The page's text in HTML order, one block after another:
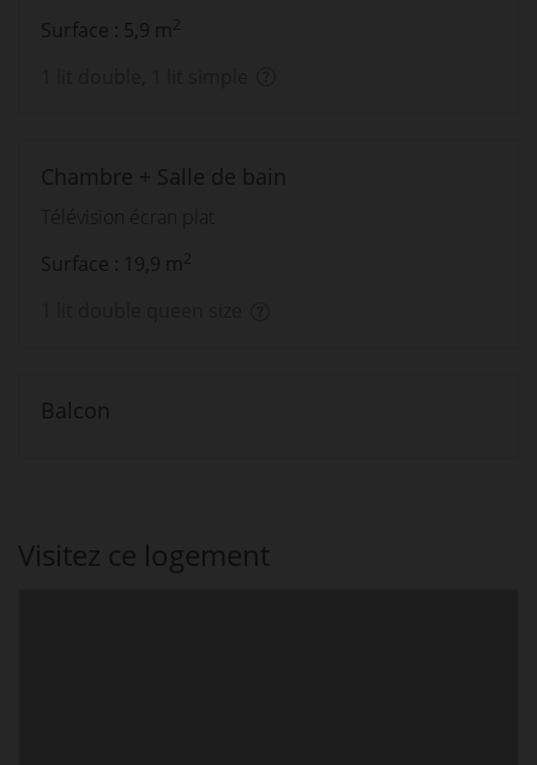
Surface : 5,9 m2
Chambre + Salle de bain
Télévision écran plat
Surface : 19,9 m2
Balcon
Visitez ce logement